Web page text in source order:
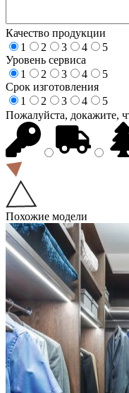
Качество продукции
1
2 3 4
5
Уровень сервиса
1
2 3 4
5
Срок изготовления
1
2 3 4
5
Пожалуйста, докажите,
Похожие модели